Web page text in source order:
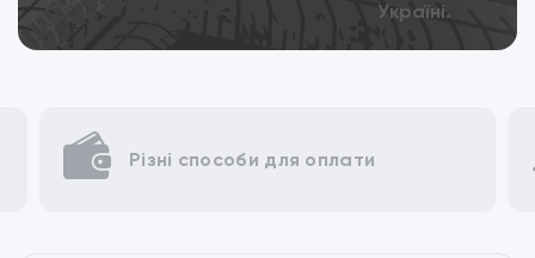
Різні способи для оплати